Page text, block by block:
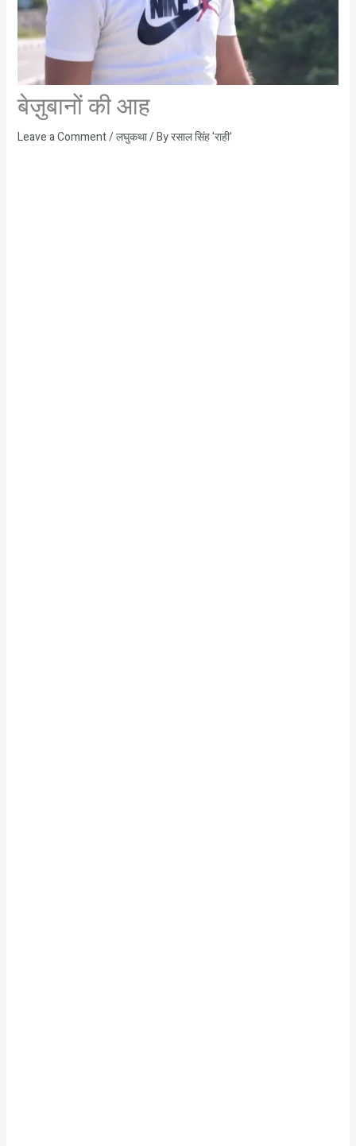
बेज़ुबानों की आह
Leave a Comment/लघुकथा/ Byरसाल सिंह 'राही'